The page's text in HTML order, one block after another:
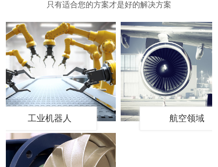
只有适合您的方案才是好的解决方案
工业机器人 航空领域